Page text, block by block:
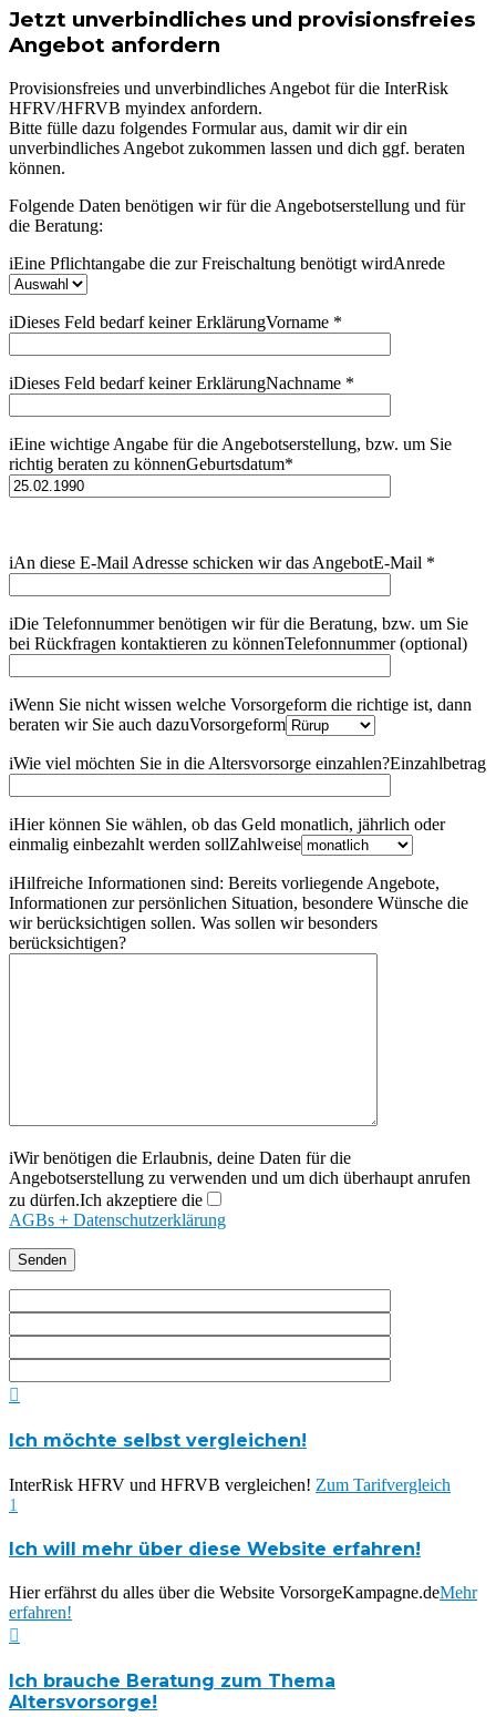
Jetzt unverbindliches und provisionsfreies
Angebot anfordern
Provisionsfreies und unverbindliches Angebot für die InterRisk
HFRV/HFRVB myindex anfordern.
Bitte fülle dazu folgendes Formular aus, damit wir dir ein
unverbindliches Angebot zukommen lassen und dich ggf. beraten
können.
Folgende Daten benötigen wir für die Angebotserstellung und für
die Beratung:
iEine Pflichtangabe die zur Freischaltung benötigt wirdAnrede
iDieses Feld bedarf keiner ErklärungVorname *
iDieses Feld bedarf keiner ErklärungNachname *
iEine wichtige Angabe für die Angebotserstellung, bzw. um Sie
richtig beraten zu könnenGeburtsdatum*
iAn diese E-Mail Adresse schicken wir das AngebotE-Mail *
iDie Telefonnummer benötigen wir für die Beratung, bzw. um Sie
bei Rückfragen kontaktieren zu könnenTelefonnummer (optional)
iWenn Sie nicht wissen welche Vorsorgeform die richtige ist, dann
beraten wir Sie auch dazuVorsorgeform
iWie viel möchten Sie in die Altersvorsorge einzahlen?Einzahlbetrag
iHier können Sie wählen, ob das Geld monatlich, jährlich oder
einmalig einbezahlt werden sollZahlweise
iHilfreiche Informationen sind: Bereits vorliegende Angebote,
Informationen zur persönlichen Situation, besondere Wünsche die
wir berücksichtigen sollen. Was sollen wir besonders
berücksichtigen?
iWir benötigen die Erlaubnis, deine Daten für die
Angebotserstellung zu verwenden und um dich überhaupt anrufen
zu dürfen.Ich akzeptiere die
AGBs + Datenschutzerklärung

Ich möchte selbst vergleichen!
InterRisk HFRV und HFRVB vergleichen! Zum Tarifvergleich
1
Ich will mehr über diese Website erfahren!
Hier erfährst du alles über die Website VorsorgeKampagne.deMehr
erfahren!

Ich brauche Beratung zum Thema
Altersvorsorge!